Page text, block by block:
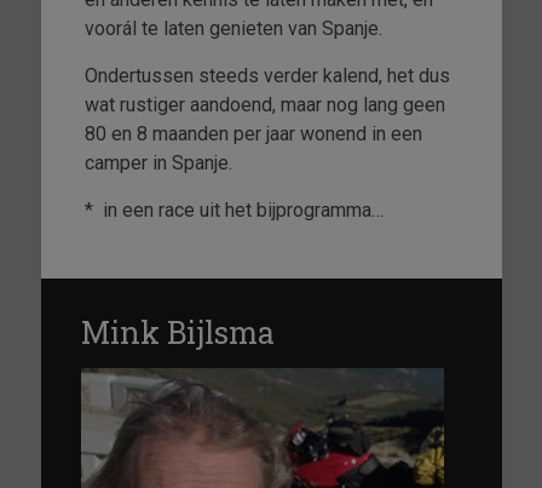
voorál te laten genieten van Spanje.
Ondertussen steeds verder kalend, het dus
wat rustiger aandoend, maar nog lang geen
80 en 8 maanden per jaar wonend in een
camper in Spanje.
* in een race uit het bijprogramma…
Mink Bijlsma